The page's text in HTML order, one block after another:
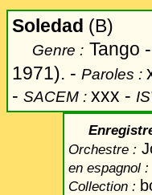
Soledad (B)
Genre : Tango -
1971). - Paroles :
- SACEM : xxx -
Orchestre :
en espagnol :
Collection :